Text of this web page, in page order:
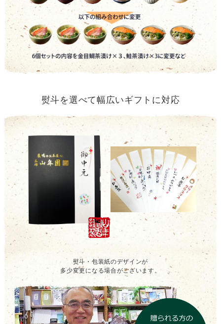
熨斗を選べて幅広いギフトに対応
熨斗・包装紙のデザインが
多少変更になる場合がございます。